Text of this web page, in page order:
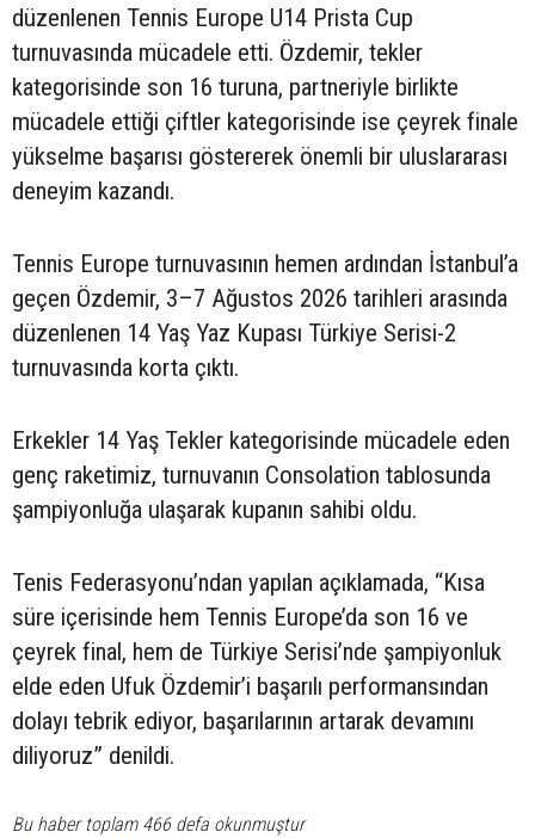
düzenlenen Tennis Europe U14 Prista Cup
turnuvasında mücadele etti. Özdemir, tekler
kategorisinde son 16 turuna, partneriyle birlikte
mücadele ettiği çiftler kategorisinde ise çeyrek finale
yükselme başarısı göstererek önemli bir uluslararası
deneyim kazandı.
Tennis Europe turnuvasının hemen ardından İstanbul’a
geçen Özdemir, 3–7 Ağustos 2026 tarihleri arasında
düzenlenen 14 Yaş Yaz Kupası Türkiye Serisi-2
turnuvasında korta çıktı.
Erkekler 14 Yaş Tekler kategorisinde mücadele eden
genç raketimiz, turnuvanın Consolation tablosunda
şampiyonluğa ulaşarak kupanın sahibi oldu.
Tenis Federasyonu’ndan yapılan açıklamada, “Kısa
süre içerisinde hem Tennis Europe’da son 16 ve
çeyrek final, hem de Türkiye Serisi’nde şampiyonluk
elde eden Ufuk Özdemir’i başarılı performansından
dolayı tebrik ediyor, başarılarının artarak devamını
diliyoruz” denildi.
Bu haber toplam 466 defa okunmuştur